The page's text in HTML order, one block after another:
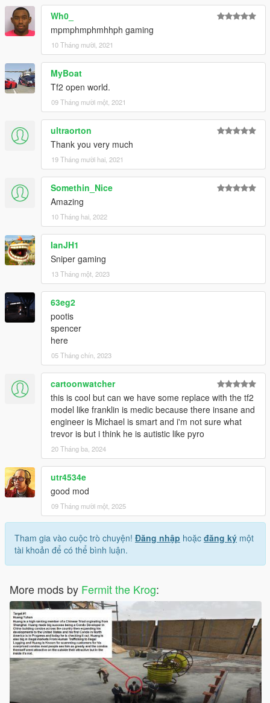
Wh0_
mpmphmphmhhph gaming
10 Tháng mười, 2021
MyBoat
Tf2 open world.
09 Tháng mười một, 2021
ultraorton
Thank you very much
19 Tháng mười hai, 2021
Somethin_Nice
Amazing
10 Tháng hai, 2022
IanJH1
Sniper gaming
13 Tháng một, 2023
63eg2
pootis
spencer
here
05 Tháng chín, 2023
cartoonwatcher
this is cool but can we have some replace with the tf2
model like franklin is medic because there insane and
engineer is Michael is smart and i'm not sure what
trevor is but i think he is autistic like pyro
20 Tháng ba, 2024
utr4534e
good mod
09 Tháng mười một, 2025
Tham gia vào cuộc trò chuyện! Đăng nhập hoặc đăng ký một
tài khoản để có thể bình luận.
More mods by Fermit the Krog: